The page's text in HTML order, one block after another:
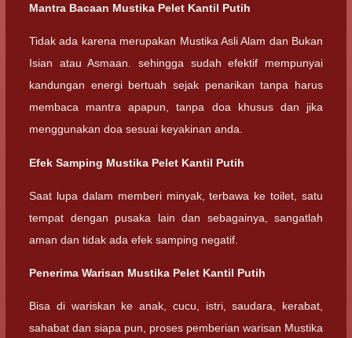
Mantra Bacaan Mustika Pelet Kantil Putih
Tidak ada karena merupakan Mustika Asli Alam dan Bukan
Isian atau Asmaan. sehingga sudah efektif mempunyai
kandungan energi bertuah sejak penarikan tanpa harus
membaca mantra apapun, tanpa doa khusus dan jika
menggunakan doa sesuai keyakinan anda.
Efek Samping Mustika Pelet Kantil Putih
Saat lupa dalam memberi minyak, terbawa ke toilet, satu
tempat dengan pusaka lain dan sebagainya, sangatlah
aman dan tidak ada efek samping negatif.
Penerima Warisan Mustika Pelet Kantil Putih
Bisa di wariskan ke anak, cucu, istri, saudara, kerabat,
sahabat dan siapa pun, proses pemberian warisan Mustika